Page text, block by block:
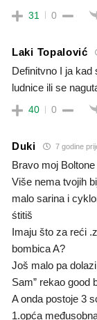
31 0
Laki Topalović
Definitvno I ja kad
ludnice ili se
40 0
Duki 7 godine
Bravo moj Boltone
Više nema tvojih
malo sarina i
śtitiš
Imaju što za reći
bombica A?
Još malo pa
Sam” rekao good
A onda postoje 3
1.opća